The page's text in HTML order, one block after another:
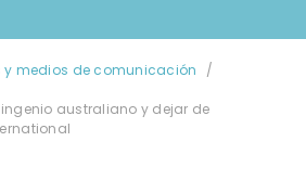
y medios de comunicación
australiano y dejar de